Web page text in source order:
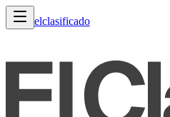
elclasificado